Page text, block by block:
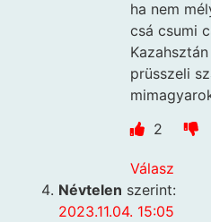
ha nem
csá csumi
prüsszeli
2
Válasz
Névtelen szerint:
2023.11.04. 15:05